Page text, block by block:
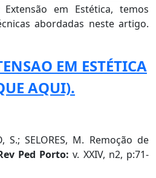
em Estética, temos
abordadas neste artigo.
EM ESTÉTICA
AQUI).
S.; SELORES, M. Remoção de
Ped Porto:v. XXIV, n2, p:71-